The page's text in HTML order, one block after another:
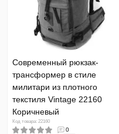
Современный рюкзак-
трансформер в стиле
милитари из плотного
текстиля Vintage 22160
Коричневый
Код товара: 22160
0